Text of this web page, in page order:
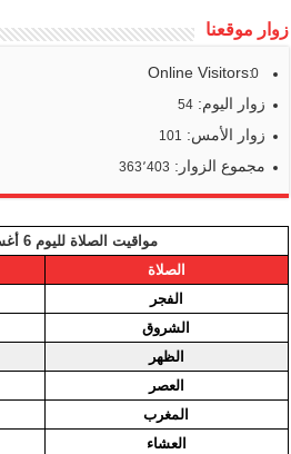
زوار موقعنا
Online Visitors:
0
زوار اليوم:54
زوار الأمس: 101
مجموع الزوار: 363٬403
مواقيت الصلاة لليوم 6 أغسطس 2026
الصلاة
الفجر
الشروق
الظهر
العصر
المغرب
العشاء